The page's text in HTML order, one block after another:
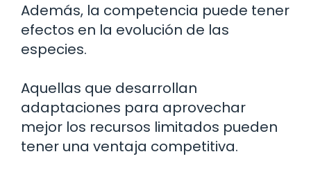
Además, la competencia puede tener
efectos en la evolución de las
especies.
Aquellas que desarrollan
adaptaciones para aprovechar
mejor los recursos limitados pueden
tener una ventaja competitiva.